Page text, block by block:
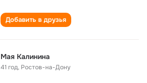
Добавить в друзья
Мая Калинина
41 год, Ростов-на-Дону